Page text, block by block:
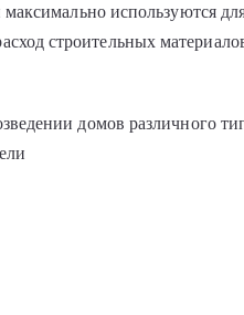
максимально ис­пользуются
строительных
домов различного